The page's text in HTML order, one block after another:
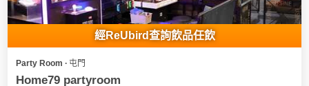
經ReUbird查詢飲品任飲
Party Room ∙ 屯門
Home79 partyroom